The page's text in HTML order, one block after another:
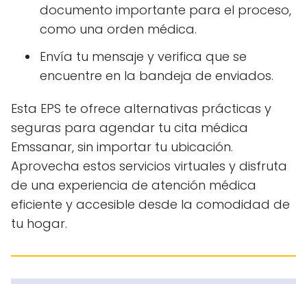
documento importante para el proceso,
como una orden médica.
Envía tu mensaje y verifica que se
encuentre en la bandeja de enviados.
Esta EPS te ofrece alternativas prácticas y
seguras para agendar tu cita médica
Emssanar, sin importar tu ubicación.
Aprovecha estos servicios virtuales y disfruta
de una experiencia de atención médica
eficiente y accesible desde la comodidad de
tu hogar.